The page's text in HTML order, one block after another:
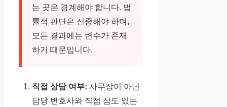
는 곳은 경계해야 합니다. 법
률적 판단은 신중해야 하며,
모든 결과에는 변수가 존재
하기 때문입니다.
직접 상담 여부: 사무장이 아닌
담당 변호사와 직접 심도 있는